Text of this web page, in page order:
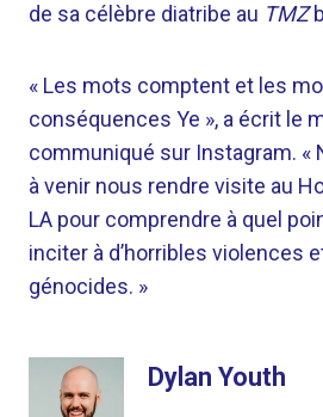
de sa célèbre diatribe au TMZ
« Les mots comptent et les
conséquences Ye », a écrit le
communiqué sur Instagram. «
à venir nous rendre visite au
LA pour comprendre à quel
inciter à d’horribles violences
génocides. »
Dylan Youth